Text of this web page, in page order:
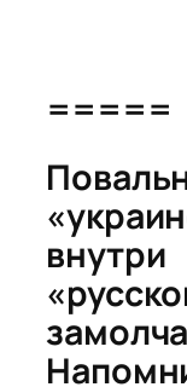
=====
внутри